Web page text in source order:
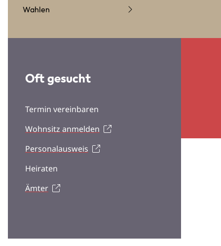
Wahlen
Oft gesucht
Termin vereinbaren
Wohnsitz anmelden
Personalausweis
Heiraten
Ämter